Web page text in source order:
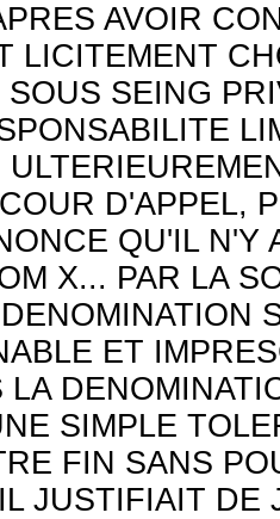
AVOIR
LICITEMENT
SEING
D'APPEL,
QU'IL N'Y
X... PAR LA
ET
LA
SIMPLE
FIN SANS
JUSTIFIAIT DE